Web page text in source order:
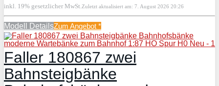
inkl. 19% gesetzlicher MwSt. Zuletzt aktualisiert am: 7. August 2026 20:26
Modell DetailsZum Angebot *
Faller 180867 zwei
Bahnsteigbänke